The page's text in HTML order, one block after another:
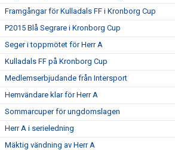
Framgångar för Kulladals FF i Kronborg Cup
P2015 Blå Segrare i Kronborg Cup
Seger i toppmötet för Herr A
Kulladals FF på Kronborg Cup
Medlemserbjudande från Intersport
Hemvändare klar för Herr A
Sommarcuper för ungdomslagen
Herr A i serieledning
Mäktig vändning av Herr A